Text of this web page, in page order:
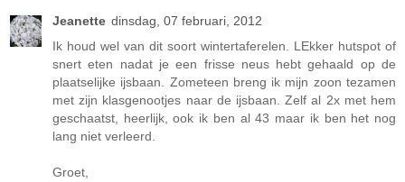
Jeanette dinsdag, 07 februari, 2012
Ik houd wel van dit soort wintertaferelen. LEkker hutspot of
snert eten nadat je een frisse neus hebt gehaald op de
plaatselijke ijsbaan. Zometeen breng ik mijn zoon tezamen
met zijn klasgenootjes naar de ijsbaan. Zelf al 2x met hem
geschaatst, heerlijk, ook ik ben al 43 maar ik ben het nog
lang niet verleerd.
Groet,